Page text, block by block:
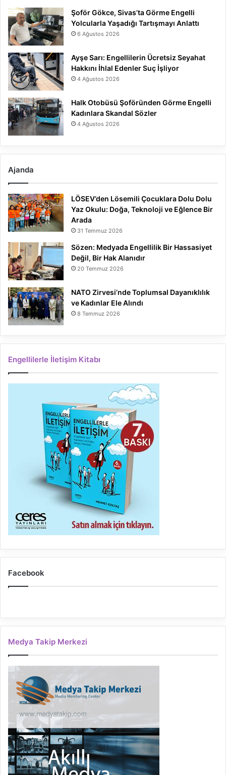
Şoför Gökce, Sivas’ta Görme Engelli
Yolcularla Yaşadığı Tartışmayı Anlattı
6 Ağustos 2026
Ayşe Sarı: Engellilerin Ücretsiz Seyahat
Hakkını İhlal Edenler Suç İşliyor
4 Ağustos 2026
Halk Otobüsü Şoföründen Görme Engelli
Kadınlara Skandal Sözler
4 Ağustos 2026
Ajanda
LÖSEV’den Lösemili Çocuklara Dolu Dolu
Yaz Okulu: Doğa, Teknoloji ve Eğlence Bir
Arada
31 Temmuz 2026
Sözen: Medyada Engellilik Bir Hassasiyet
Değil, Bir Hak Alanıdır
20 Temmuz 2026
NATO Zirvesi’nde Toplumsal Dayanıklılık
ve Kadınlar Ele Alındı
8 Temmuz 2026
Engellilerle İletişim Kitabı
Facebook
Medya Takip Merkezi